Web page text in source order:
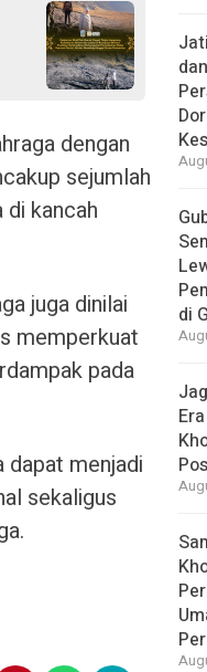
dengan
sejumlah
kancah
juga dinilai
memperkuat
pada
menjadi
sekaligus
di